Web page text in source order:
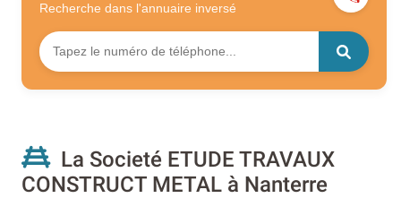
Recherche dans l'annuaire inversé
La Societé ETUDE TRAVAUX
CONSTRUCT METAL à Nanterre